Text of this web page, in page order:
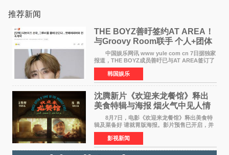
推荐新闻
THE BOYZ善旴签约AT AREA！
与Groovy Room联手 个人+团体
活动并行
中国娱乐网讯 www yule com cn 7日据独家
报道，THE BOYZ成员善旴已与AT AREA签订了
专属合约。AT AREA是由知名制作人组合
Groovy Room创立的hip-hop厂牌，旗下拥有多
位实力派音乐人，在韩
韩国娱乐
沈腾新片《欢迎来龙餐馆》释出
美食特辑与海报 烟火气中见人情
温暖
8月7日，电影《欢迎来龙餐馆》释出美食特
辑及菜备好 请就胃版海报。影片预售已开启，并
将于8月8日至10日14:00-21:00举行全国超前点
映。电影《欢迎来龙餐馆》作为战争美食喜剧大
片，讲述了中国
影视新闻